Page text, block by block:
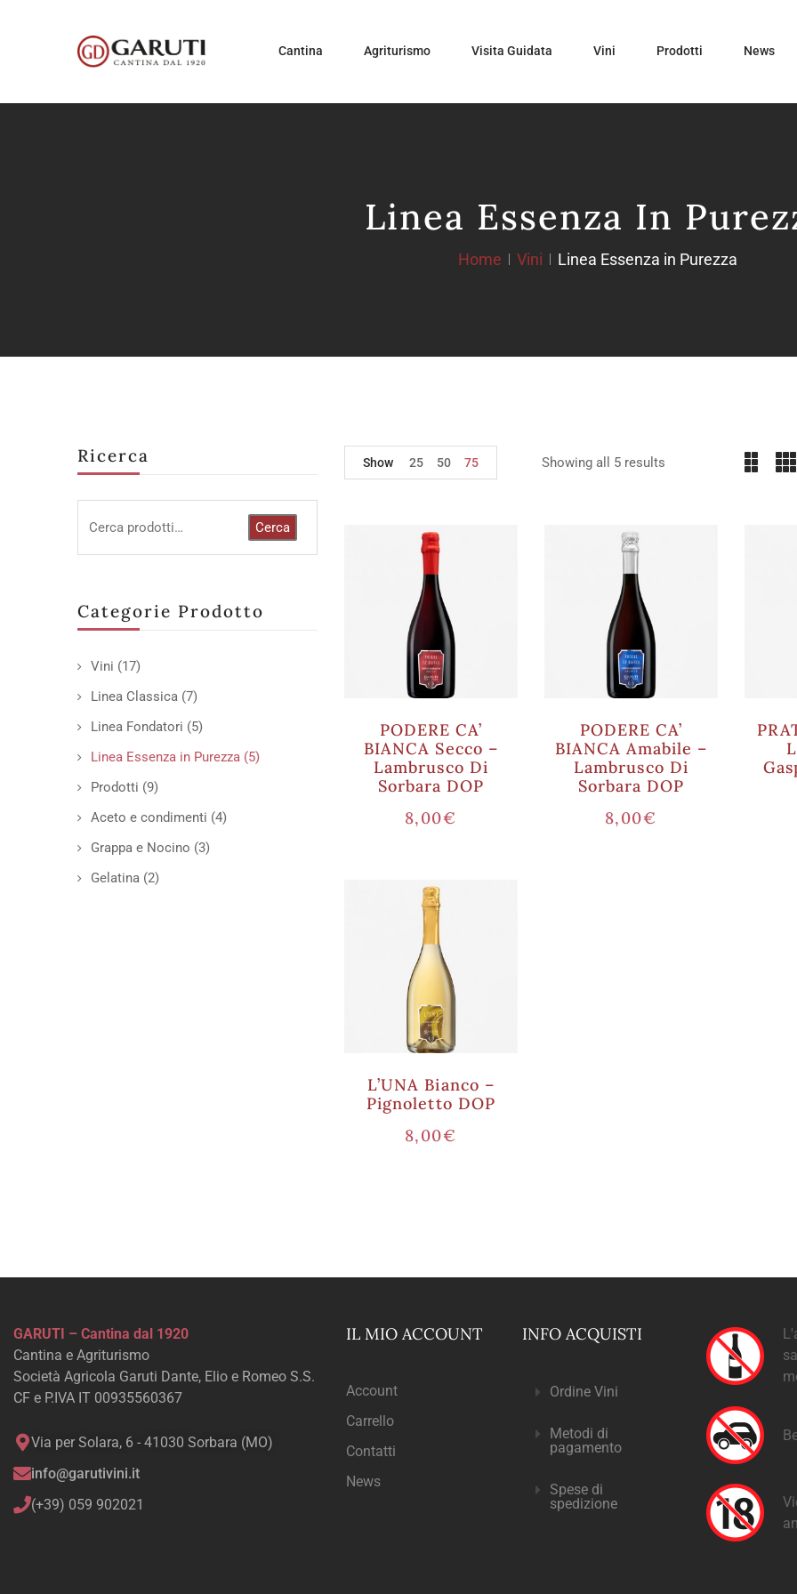
Cantina Agriturismo Visita Guidata Vini Prodotti News
Linea Essenza In
Home Vini Linea Essenza in Purezza
Ricerca
Cerca
Categorie Prodotto
Vini (17)
Linea Classica (7)
Linea Fondatori (5)
Linea Essenza in Purezza (5)
Prodotti (9)
Aceto e condimenti (4)
Grappa e Nocino (3)
Gelatina (2)
Showing all 5 results
Show 25 50 75
PODERE CA’
BIANCA Secco –
Lambrusco Di
Sorbara DOP
8,00€
PODERE CA’
BIANCA Amabile –
Lambrusco Di
Sorbara DOP
8,00€
L’UNA Bianco –
Pignoletto DOP
8,00€
GARUTI – Cantina dal 1920
Cantina e Agriturismo
Società Agricola Garuti Dante, Elio e Romeo S.S.
CF e P.IVA IT 00935560367
Via per Solara, 6 - 41030 Sorbara (MO)
info@garutivini.it
(+39) 059 902021
IL MIO ACCOUNT
Account
Carrello
Contatti
News
INFO ACQUISTI
Ordine Vini
Metodi di
pagamento
Spese di
spedizione